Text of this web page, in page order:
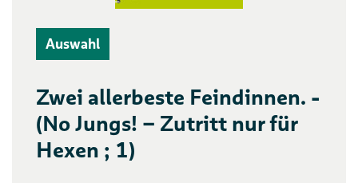
Auswahl
Zwei allerbeste Feindinnen. -
(No Jungs! – Zutritt nur für
Hexen ; 1)